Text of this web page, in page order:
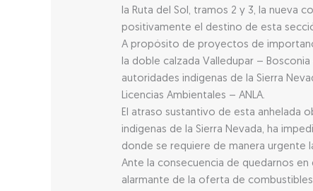
la Ruta del Sol, tramos 2 y 3, la nueva
positivamente el destino de esta
A propósito de proyectos de
la doble calzada Valledupar –
autoridades indígenas de la Sierra
Licencias Ambientales – ANLA.
El atraso sustantivo de esta anhelada
indígenas de la Sierra Nevada, ha
donde se requiere de manera urgente
Ante la consecuencia de quedarnos
alarmante de la oferta de